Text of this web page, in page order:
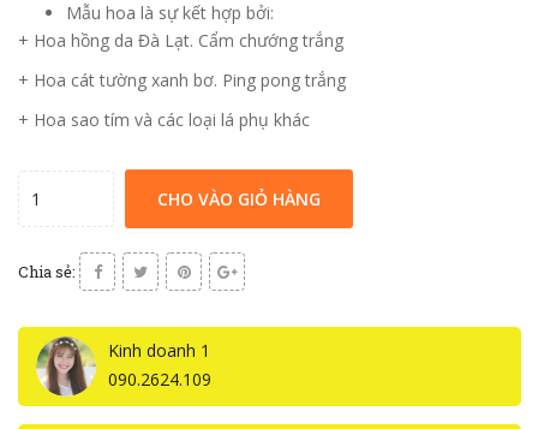
Mẫu hoa là sự kết hợp bởi:
+ Hoa hồng da Đà Lạt. Cẩm chướng trắng
+ Hoa cát tường xanh bơ. Ping pong trắng
+ Hoa sao tím và các loại lá phụ khác
CHO VÀO GIỎ HÀNG
Chia sẻ:
Kinh doanh 1
090.2624.109